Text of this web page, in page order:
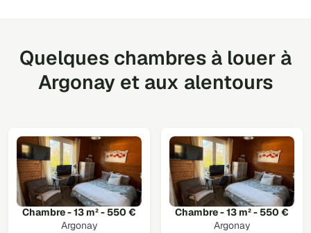
Quelques chambres à louer à
Argonay et aux alentours
Chambre - 13 m² - 550 €
Argonay
Chambre - 13 m² - 550 €
Argonay